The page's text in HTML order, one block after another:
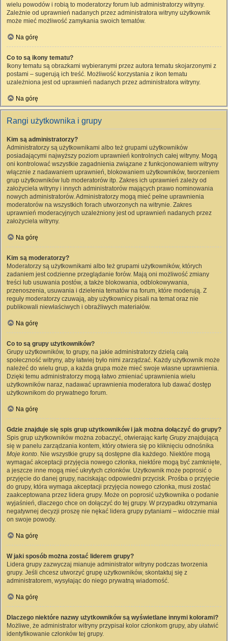
wielu powodów i robią to moderatorzy forum lub administratorzy witryny.
Zależnie od uprawnień nadanych przez administratora witryny użytkownik
może mieć możliwość zamykania swoich tematów.
Na górę
Co to są ikony tematu?
Ikony tematu są obrazkami wybieranymi przez autora tematu skojarzonymi z
postami – sugerują ich treść. Możliwość korzystania z ikon tematu
uzależniona jest od uprawnień nadanych przez administratora witryny.
Na górę
Rangi użytkownika i grupy
Kim są administratorzy?
Administratorzy są użytkownikami albo też grupami użytkowników
posiadającymi najwyższy poziom uprawnień kontrolnych całej witryny. Mogą
oni kontrolować wszystkie zagadnienia związane z funkcjonowaniem witryny
włącznie z nadawaniem uprawnień, blokowaniem użytkowników, tworzeniem
grup użytkowników lub moderatorów itp. Zakres ich uprawnień zależy od
założyciela witryny i innych administratorów mających prawo nominowania
nowych administratorów. Administratorzy mogą mieć pełne uprawnienia
moderatorów na wszystkich forach utworzonych na witrynie. Zakres
uprawnień moderacyjnych uzależniony jest od uprawnień nadanych przez
założyciela witryny.
Na górę
Kim są moderatorzy?
Moderatorzy są użytkownikami albo też grupami użytkowników, których
zadaniem jest codzienne przeglądanie forów. Mają oni możliwość zmiany
treści lub usuwania postów, a także blokowania, odblokowywania,
przenoszenia, usuwania i dzielenia tematów na forum, które moderują. Z
reguły moderatorzy czuwają, aby użytkownicy pisali na temat oraz nie
publikowali niewłaściwych i obraźliwych materiałów.
Na górę
Co to są grupy użytkowników?
Grupy użytkowników, to grupy, na jakie administratorzy dzielą całą
społeczność witryny, aby łatwiej było nimi zarządzać. Każdy użytkownik może
należeć do wielu grup, a każda grupa może mieć swoje własne uprawnienia.
Dzięki temu administratorzy mogą łatwo zmieniać uprawnienia wielu
użytkowników naraz, nadawać uprawnienia moderatora lub dawać dostęp
użytkownikom do prywatnego forum.
Na górę
Gdzie znajduje się spis grup użytkowników i jak można dołączyć do grupy?
Spis grup użytkowników można zobaczyć, otwierając kartę Grupyznajdującą
się w panelu zarządzania kontem, który otwiera się po kliknięciu odnośnika
Moje konto. Nie wszystkie grupy są dostępne dla każdego. Niektóre mogą
wymagać akceptacji przyjęcia nowego członka, niektóre mogą być zamknięte,
a jeszcze inne mogą mieć ukrytych członków. Użytkownik może poprosić o
przyjęcie do danej grupy, naciskając odpowiedni przycisk. Prośba o przyjęcie
do grupy, która wymaga akceptacji przyjęcia nowego członka, musi zostać
zaakceptowana przez lidera grupy. Może on poprosić użytkownika o podanie
wyjaśnień, dlaczego chce on dołączyć do tej grupy. W przypadku otrzymania
negatywnej decyzji proszę nie nękać lidera grupy pytaniami – widocznie miał
on swoje powody.
Na górę
W jaki sposób można zostać liderem grupy?
Lidera grupy zazwyczaj mianuje administrator witryny podczas tworzenia
grupy. Jeśli chcesz utworzyć grupę użytkowników, skontaktuj się z
administratorem, wysyłając do niego prywatną wiadomość.
Na górę
Dlaczego niektóre nazwy użytkowników są wyświetlane innymi kolorami?
Możliwe, że administrator witryny przypisał kolor członkom grupy, aby ułatwić
identyfikowanie członków tej grupy.